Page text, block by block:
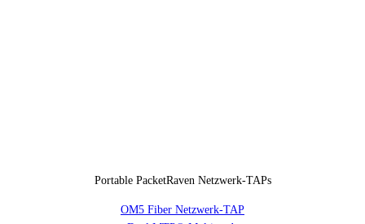
Portable PacketRaven Netzwerk-TAPs
OM5 Fiber Netzwerk-TAP